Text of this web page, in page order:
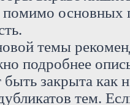
основных
темы
подробнее
закрыта как
тем.